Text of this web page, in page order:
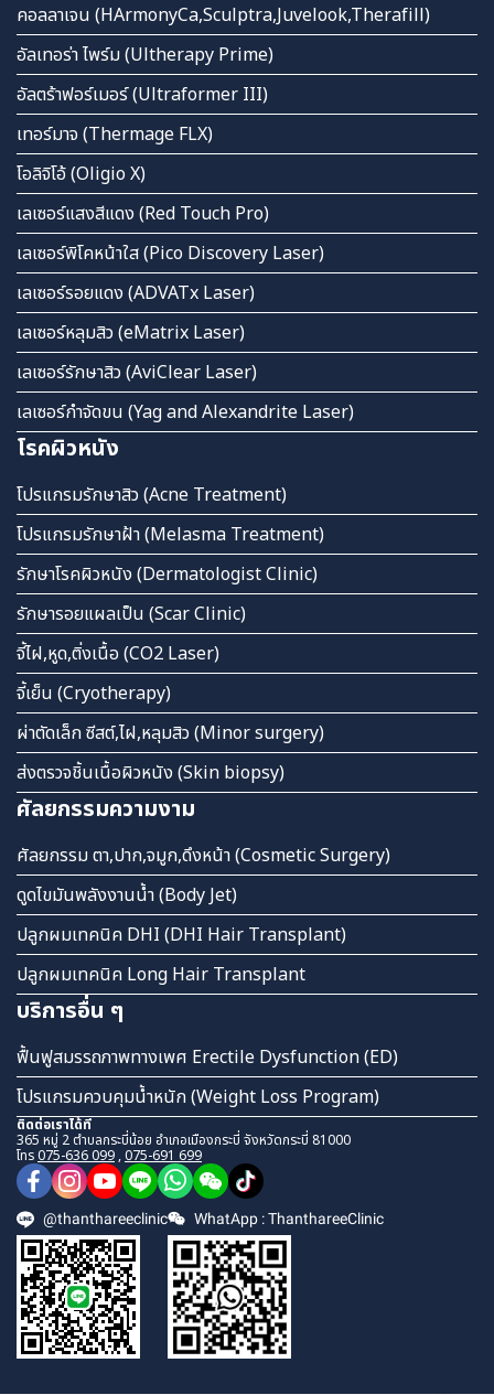
คอลลาเจน (HArmonyCa,Sculptra,Juvelook,Therafill)
อัลเทอร่า ไพร์ม (Ultherapy Prime)
อัลตร้าฟอร์เมอร์ (Ultraformer III)
เทอร์มาจ (Thermage FLX)
โอลิจิโอ้ (Oligio X)
เลเซอร์แสงสีแดง (Red Touch Pro)
เลเซอร์พิโคหน้าใส (Pico Discovery Laser)
เลเซอร์รอยแดง (ADVATx Laser)
เลเซอร์หลุมสิว (eMatrix Laser)
เลเซอร์รักษาสิว (AviClear Laser)
เลเซอร์กำจัดขน (Yag and Alexandrite Laser)
โรคผิวหนัง
โปรแกรมรักษาสิว (Acne Treatment)
โปรแกรมรักษาฝ้า (Melasma Treatment)
รักษาโรคผิวหนัง (Dermatologist Clinic)
รักษารอยแผลเป็น (Scar Clinic)
จี้ไฝ,หูด,ติ่งเนื้อ (CO2 Laser)
จี้เย็น (Cryotherapy)
ผ่าตัดเล็ก ซีสต์,ไฝ,หลุมสิว (Minor surgery)
ส่งตรวจชิ้นเนื้อผิวหนัง (Skin biopsy)
ศัลยกรรมความงาม
ศัลยกรรม ตา,ปาก,จมูก,ดึงหน้า (Cosmetic Surgery)
ดูดไขมันพลังงานน้ำ (Body Jet)
ปลูกผมเทคนิค DHI (DHI Hair Transplant)
ปลูกผมเทคนิค Long Hair Transplant
บริการอื่น ๆ
ฟื้นฟูสมรรถภาพทางเพศ Erectile Dysfunction (ED)
โปรแกรมควบคุมน้ำหนัก (Weight Loss Program)
ติดต่อเราได้ที่
365 หมู่ 2 ตำบลกระบี่น้อย อำเภอเมืองกระบี่ จังหวัดกระบี่ 81000
โทร075-636 099,075-691 699
@thanthareeclinic WhatApp : ThanthareeClinic